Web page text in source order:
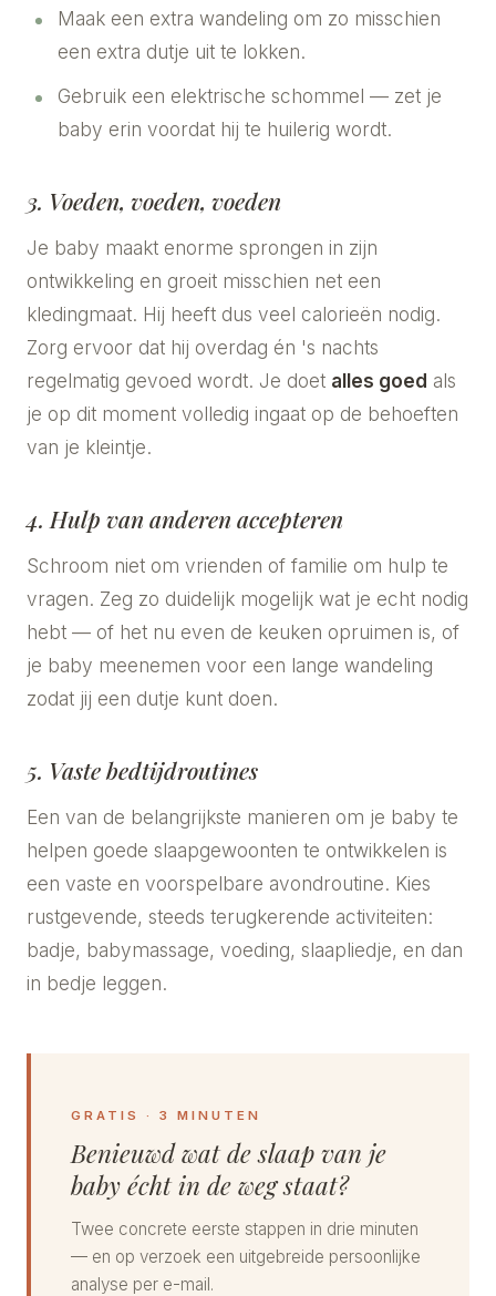
Maak een extra wandeling om zo misschien
een extra dutje uit te lokken.
Gebruik een elektrische schommel — zet je
baby erin voordat hij te huilerig wordt.
3. Voeden, voeden, voeden
Je baby maakt enorme sprongen in zijn
ontwikkeling en groeit misschien net een
kledingmaat. Hij heeft dus veel calorieën nodig.
Zorg ervoor dat hij overdag én 's nachts
regelmatig gevoed wordt. Je doet alles goed als
je op dit moment volledig ingaat op de behoeften
van je kleintje.
4. Hulp van anderen accepteren
Schroom niet om vrienden of familie om hulp te
vragen. Zeg zo duidelijk mogelijk wat je echt nodig
hebt — of het nu even de keuken opruimen is, of
je baby meenemen voor een lange wandeling
zodat jij een dutje kunt doen.
5. Vaste bedtijdroutines
Een van de belangrijkste manieren om je baby te
helpen goede slaapgewoonten te ontwikkelen is
een vaste en voorspelbare avondroutine. Kies
rustgevende, steeds terugkerende activiteiten:
badje, babymassage, voeding, slaapliedje, en dan
in bedje leggen.
GRATIS · 3 MINUTEN
Benieuwd wat de slaap van je
baby écht in de weg staat?
Twee concrete eerste stappen in drie minuten
— en op verzoek een uitgebreide persoonlijke
analyse per e-mail.